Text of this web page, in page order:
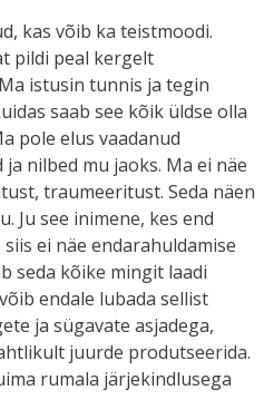
kas võib ka teistmoodi.
pildi peal kergelt
istusin tunnis ja tegin
saab see kõik üldse olla
pole elus vaadanud
nilbed mu jaoks. Ma ei näe
traumeeritust. Seda näen
Ju see inimene, kes end
ei näe endarahuldamise
seda kõike mingit laadi
endale lubada sellist
ja sügavate asjadega,
juurde produtseerida.
rumala järjekindlusega